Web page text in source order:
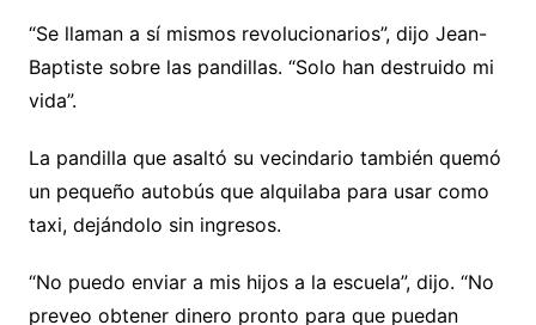
“Se llaman a sí mismos revolucionarios”, dijo Jean-
Baptiste sobre las pandillas. “Solo han destruido mi
vida”.
La pandilla que asaltó su vecindario también quemó
un pequeño autobús que alquilaba para usar como
taxi, dejándolo sin ingresos.
“No puedo enviar a mis hijos a la escuela”, dijo. “No
preveo obtener dinero pronto para que puedan